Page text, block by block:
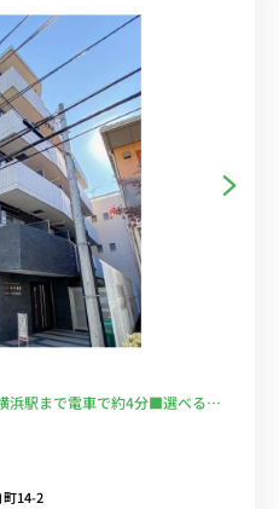
浜駅まで電車で約4分■選べるWi-
14-2